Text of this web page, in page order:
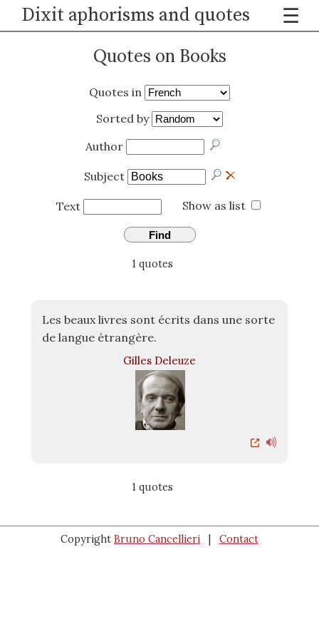
Dixit aphorisms and quotes
☰
Quotes on Books
Quotes in
Sorted by
Author
Subject
Text Show as list
Find
1 quotes
Les beaux livres sont écrits dans une sorte
de langue étrangère.
Gilles Deleuze
1 quotes
Copyright Bruno Cancellieri Contact